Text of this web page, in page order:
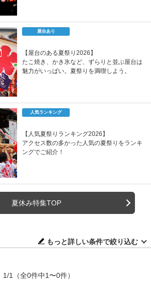
屋台あり
【屋台のある夏祭り2026】
たこ焼き、かき氷など、ずらりと並ぶ屋台は
魅力がいっぱい。夏祭りを満喫しよう。
人気ランキング
【人気夏祭りランキング2026】
アクセス数の多かった人気の夏祭りをランキ
ングでご紹介！
夏休み特集TOP
もっと詳しい条件で絞り込む
1/1 （全0件中1〜0件）